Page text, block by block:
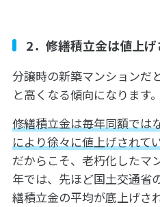
2．修繕積立金は値上げ
分譲時の新築マンションだ
と高くなる傾向になります。
修繕積立金は毎年同額では
により徐々に値上げされて
だからこそ、老朽化したマ
年では、先ほど国土交通省
繕積立金の平均が底上げさ